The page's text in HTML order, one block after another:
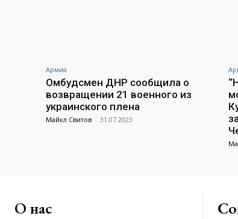
Армия
Омбудсмен ДНР сообщила о
возвращении 21 военного из
украинского плена
Майкл Свитов - 31.07.2023
О нас